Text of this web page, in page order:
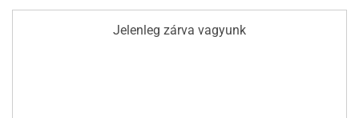
Jelenleg zárva vagyunk